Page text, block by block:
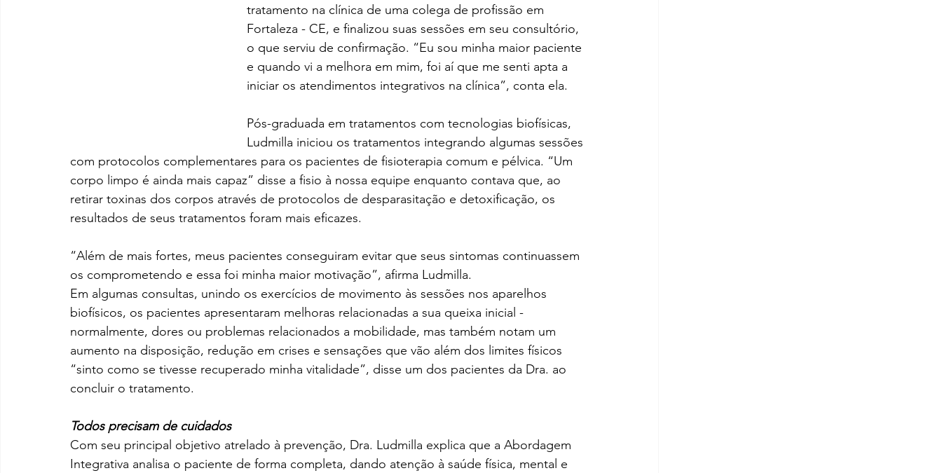
tratamento na clínica de uma colega de profissão em
Fortaleza - CE, e finalizou suas sessões em seu consultório,
o que serviu de confirmação. “Eu sou minha maior paciente
e quando vi a melhora em mim, foi aí que me senti apta a
iniciar os atendimentos integrativos na clínica”, conta ela.
Pós-graduada em tratamentos com tecnologias biofísicas,
Ludmilla iniciou os tratamentos integrando algumas sessões
com protocolos complementares para os pacientes de fisioterapia comum e pélvica. “Um
corpo limpo é ainda mais capaz” disse a fisio à nossa equipe enquanto contava que, ao
retirar toxinas dos corpos através de protocolos de desparasitação e detoxificação, os
resultados de seus tratamentos foram mais eficazes.
“Além de mais fortes, meus pacientes conseguiram evitar que seus sintomas continuassem
os comprometendo e essa foi minha maior motivação”, afirma Ludmilla.
Em algumas consultas, unindo os exercícios de movimento às sessões nos aparelhos
biofísicos, os pacientes apresentaram melhoras relacionadas a sua queixa inicial -
normalmente, dores ou problemas relacionados a mobilidade, mas também notam um
aumento na disposição, redução em crises e sensações que vão além dos limites físicos
“sinto como se tivesse recuperado minha vitalidade”, disse um dos pacientes da Dra. ao
concluir o tratamento.
Todos precisam de cuidados
Com seu principal objetivo atrelado à prevenção, Dra. Ludmilla explica que a Abordagem
Integrativa analisa o paciente de forma completa, dando atenção à saúde física, mental e